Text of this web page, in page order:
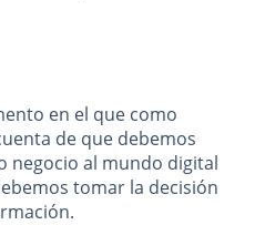
en el que como
de que debemos
negocio al mundo digital
tomar la decisión